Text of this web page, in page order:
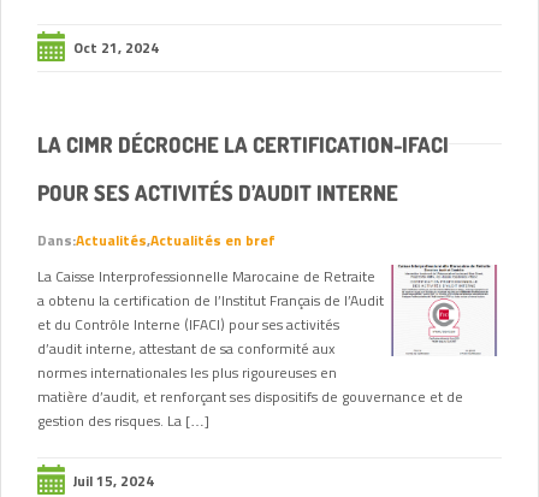
Oct 21, 2024
LA CIMR DÉCROCHE LA CERTIFICATION-IFACI
POUR SES ACTIVITÉS D’AUDIT INTERNE
Dans:Actualités,Actualités en bref
La Caisse Interprofessionnelle Marocaine de Retraite
a obtenu la certification de l’Institut Français de l’Audit
et du Contrôle Interne (IFACI) pour ses activités
d’audit interne, attestant de sa conformité aux
normes internationales les plus rigoureuses en
matière d’audit, et renforçant ses dispositifs de gouvernance et de
gestion des risques. La […]
Juil 15, 2024